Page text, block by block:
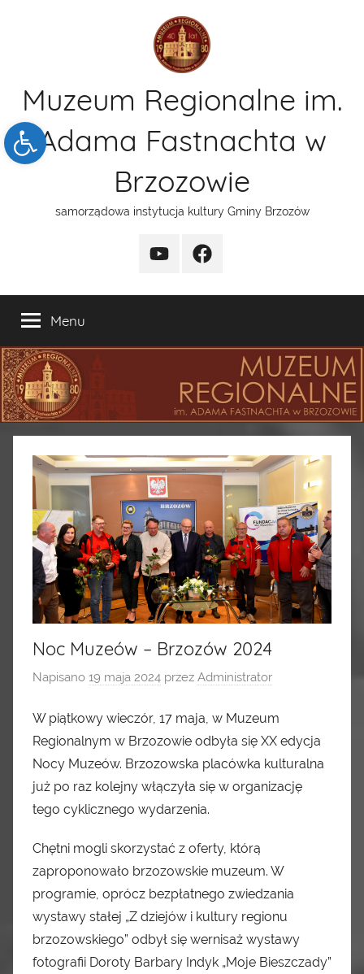
Open toolbar
Muzeum Regionalne im.
Adama Fastnachta w
Brzozowie
samorządowa instytucja kultury Gminy Brzozów
kanal
funpage
Menu
Noc Muzeów – Brzozów 2024
Napisano 19 maja 2024 przez Administrator
W piątkowy wieczór, 17 maja, w Muzeum
Regionalnym w Brzozowie odbyła się XX edycja
Nocy Muzeów. Brzozowska placówka kulturalna
już po raz kolejny włączyła się w organizację
tego cyklicznego wydarzenia.
Chętni mogli skorzystać z oferty, którą
zaproponowało brzozowskie muzeum. W
programie, oprócz bezpłatnego zwiedzania
wystawy stałej „Z dziejów i kultury regionu
brzozowskiego” odbył się wernisaż wystawy
fotografii Doroty Barbary Indyk „Moje Bieszczady”